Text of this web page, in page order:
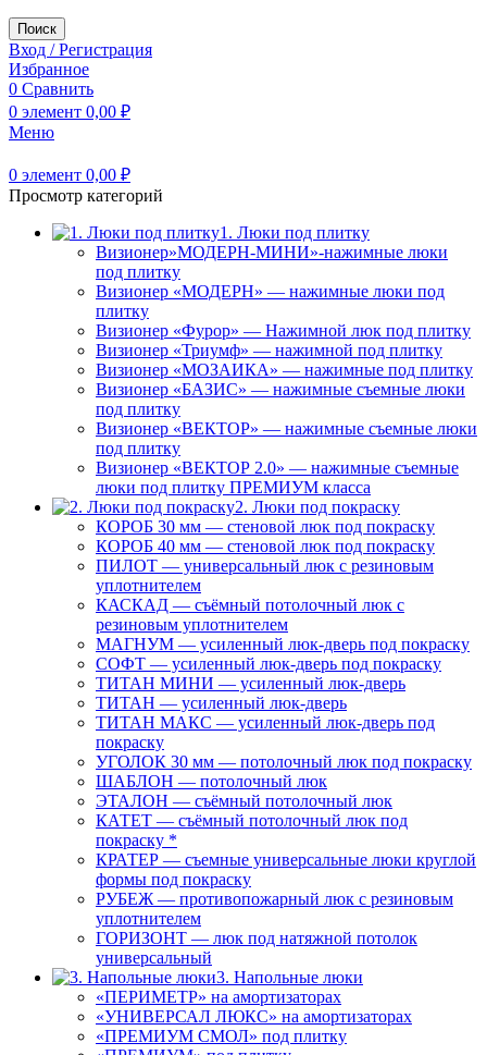
Поиск
Вход / Регистрация
Избранное
0 Сравнить
0 элемент 0,00 ₽
Меню
0 элемент 0,00 ₽
Просмотр категорий
1. Люки под плитку
Визионер»МОДЕРН-МИНИ»-нажимные люки
под плитку
Визионер «МОДЕРН» — нажимные люки под
плитку
Визионер «Фурор» — Нажимной люк под плитку
Визионер «Триумф» — нажимной под плитку
Визионер «МОЗАИКА» — нажимные под плитку
Визионер «БАЗИС» — нажимные съемные люки
под плитку
Визионер «ВЕКТОР» — нажимные съемные люки
под плитку
Визионер «ВЕКТОР 2.0» — нажимные съемные
люки под плитку ПРЕМИУМ класса
2. Люки под покраску
КОРОБ 30 мм — стеновой люк под покраску
КОРОБ 40 мм — стеновой люк под покраску
ПИЛОТ — универсальный люк с резиновым
уплотнителем
КАСКАД — съёмный потолочный люк с
резиновым уплотнителем
МАГНУМ — усиленный люк-дверь под покраску
СОФТ — усиленный люк-дверь под покраску
ТИТАН МИНИ — усиленный люк-дверь
ТИТАН — усиленный люк-дверь
ТИТАН МАКС — усиленный люк-дверь под
покраску
УГОЛОК 30 мм — потолочный люк под покраску
ШАБЛОН — потолочный люк
ЭТАЛОН — съёмный потолочный люк
КАТЕТ — съёмный потолочный люк под
покраску *
КРАТЕР — съемные универсальные люки круглой
формы под покраску
РУБЕЖ — противопожарный люк с резиновым
уплотнителем
ГОРИЗОНТ — люк под натяжной потолок
универсальный
3. Напольные люки
«ПЕРИМЕТР» на амортизаторах
«УНИВЕРСАЛ ЛЮКС» на амортизаторах
«ПРЕМИУМ СМОЛ» под плитку